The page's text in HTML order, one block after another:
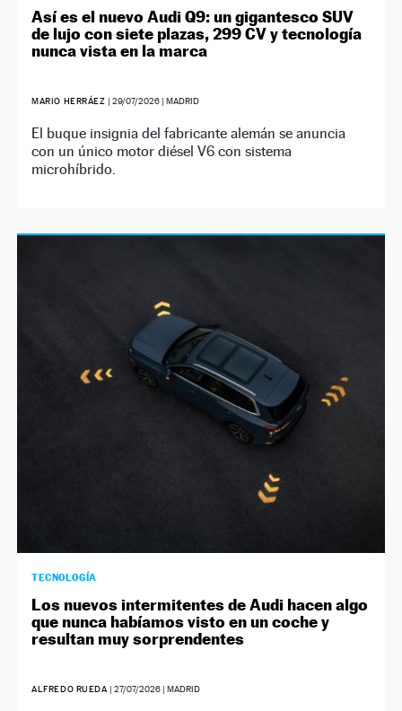
Así es el nuevo Audi Q9: un gigantesco SUV
de lujo con siete plazas, 299 CV y tecnología
nunca vista en la marca
MARIO HERRÁEZ |29/07/2026 | MADRID
El buque insignia del fabricante alemán se anuncia
con un único motor diésel V6 con sistema
microhíbrido.
TECNOLOGÍA
Los nuevos intermitentes de Audi hacen algo
que nunca habíamos visto en un coche y
resultan muy sorprendentes
ALFREDO RUEDA |27/07/2026 | MADRID